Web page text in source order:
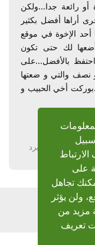
على
تجاهل
ولن يؤثر
مزيد من
تعريف
رائعة جدا...ولكن
أراها أفضل بكثير
أحد الإخوة في موقع
لك حتى تكون
بالأفضل...على
فيها أكثر من 27 دقيقة و نصف والتي و ضعتها
كاملة...بوركت أخي الحبيب و
http://
يرد